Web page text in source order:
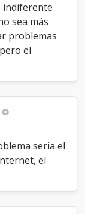
indiferente
sea más
problemas
el
seria el
el